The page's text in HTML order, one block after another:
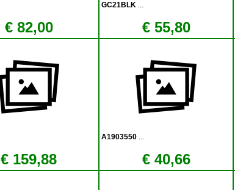
€ 82,00
GC21BLK ...
€ 55,80
€ 159,88
A1903550 ...
€ 40,66